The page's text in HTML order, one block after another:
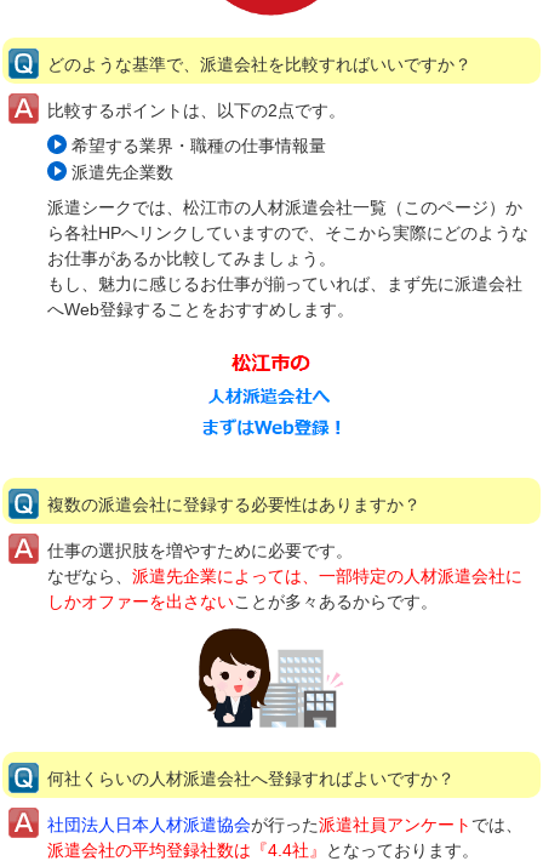
どのような基準で、派遣会社を比較すればいいですか？
比較するポイントは、以下の2点です。
希望する業界・職種の仕事情報量
派遣先企業数
派遣シークでは、松江市の人材派遣会社一覧（このページ）か
ら各社HPへリンクしていますので、そこから実際にどのような
お仕事があるか比較してみましょう。
もし、魅力に感じるお仕事が揃っていれば、まず先に派遣会社
へWeb登録することをおすすめします。
複数の派遣会社に登録する必要性はありますか？
仕事の選択肢を増やすために必要です。
なぜなら、 派遣先企業によっては、一部特定の人材派遣会社に
しかオファーを出さないことが多々あるからです。
何社くらいの人材派遣会社へ登録すればよいですか？
社団法人日本人材派遣協会が行った派遣社員アンケート では、
派遣会社の平均登録社数は『4.4社』
となっております。